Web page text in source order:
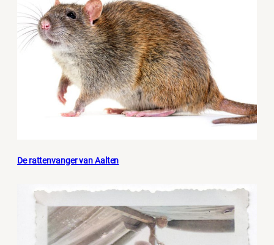
De rattenvanger van Aalten